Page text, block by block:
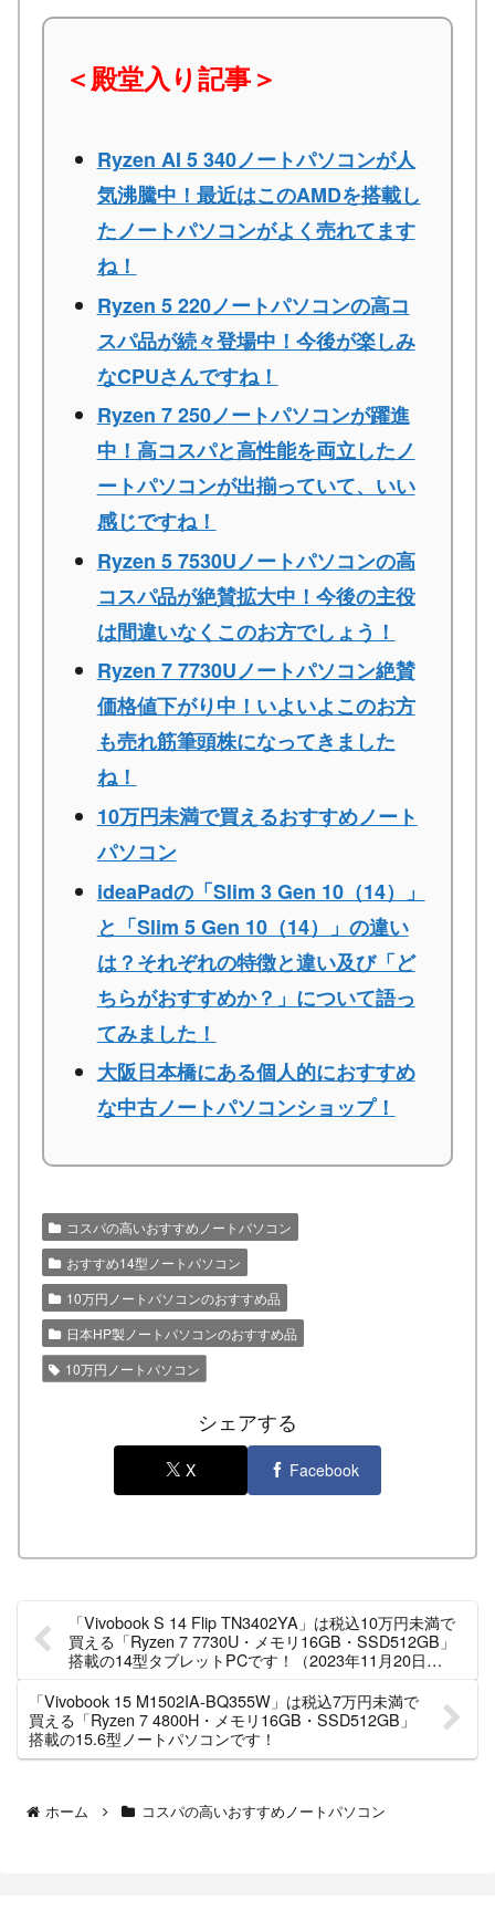
＜殿堂入り記事＞
Ryzen AI 5 340ノートパソコンが人
気沸騰中！最近はこのAMDを搭載し
たノートパソコンがよく売れてます
ね！
Ryzen 5 220ノートパソコンの高コ
スパ品が続々登場中！今後が楽しみ
なCPUさんですね！
Ryzen 7 250ノートパソコンが躍進
中！高コスパと高性能を両立したノ
ートパソコンが出揃っていて、いい
感じですね！
Ryzen 5 7530Uノートパソコンの高
コスパ品が絶賛拡大中！今後の主役
は間違いなくこのお方でしょう！
Ryzen 7 7730Uノートパソコン絶賛
価格値下がり中！いよいよこのお方
も売れ筋筆頭株になってきました
ね！
10万円未満で買えるおすすめノート
パソコン
ideaPadの「Slim 3 Gen 10（14）」
と「Slim 5 Gen 10（14）」の違い
は？それぞれの特徴と違い及び「ど
ちらがおすすめか？」について語っ
てみました！
大阪日本橋にある個人的におすすめ
な中古ノートパソコンショップ！
コスパの高いおすすめノートパソコン
おすすめ14型ノートパソコン
10万円ノートパソコンのおすすめ品
日本HP製ノートパソコンのおすすめ品
10万円ノートパソコン
シェアする
X Facebook
「Vivobook S 14 Flip TN3402YA」は税込10万円未満で
買える「Ryzen 7 7730U・メモリ16GB・SSD512GB」
搭載の14型タブレットPCです！（2023年11月20日
「Vivobook 15 M1502IA-BQ355W」は税込7万円未満で
買える「Ryzen 7 4800H・メモリ16GB・SSD512GB」
搭載の15.6型ノートパソコンです！
ホーム コスパの高いおすすめノートパソコン